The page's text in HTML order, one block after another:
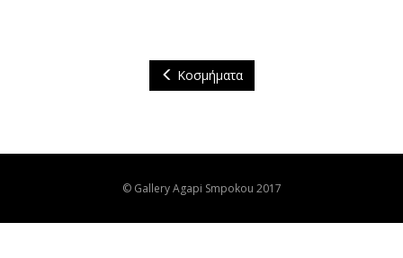
Κοσμήματα
© Gallery Agapi Smpokou 2017